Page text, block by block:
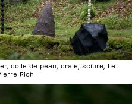
colle de peau, craie, sciure, Le
Rich